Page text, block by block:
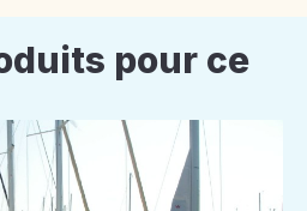
pour ce